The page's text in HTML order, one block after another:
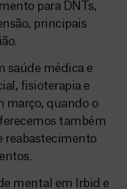
para DNTs,
principais
saúde médica e
fisioterapia e
março, quando o
também
reabastecimento
mental em Irbid e